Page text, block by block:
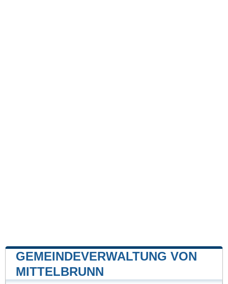
GEMEINDEVERWALTUNG VON
MITTELBRUNN